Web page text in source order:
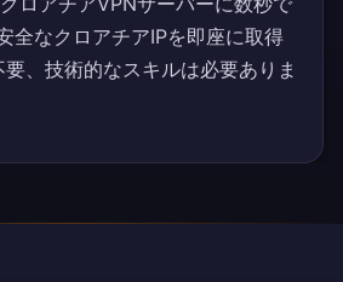
全なクロアチアIPを即座に取得
、技術的なスキルは必要ありま